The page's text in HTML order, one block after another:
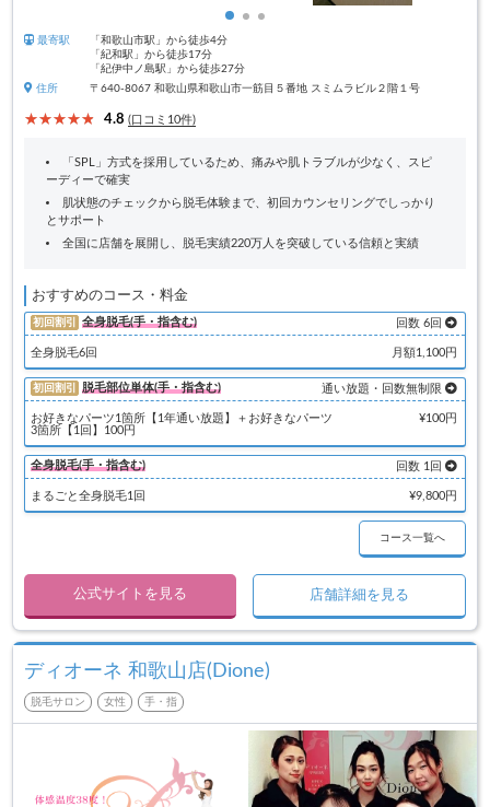
最寄駅
「和歌山市駅」から徒歩4分
「紀和駅」から徒歩17分
「紀伊中ノ島駅」から徒歩27分
住所
〒640-8067 和歌山県和歌山市一筋目５番地 スミムラビル２階１号
4.8 (口コミ10件)
「SPL」方式を採用しているため、痛みや肌トラブルが少なく、スピ
ーディーで確実
肌状態のチェックから脱毛体験まで、初回カウンセリングでしっかり
とサポート
全国に店舗を展開し、脱毛実績220万人を突破している信頼と実績
おすすめのコース・料金
初回割引 全身脱毛(手・指含む) 回数 6回
全身脱毛6回 月額1,100円
初回割引 脱毛部位単体(手・指含む) 通い放題・回数無制限
お好きなパーツ1箇所【1年通い放題】＋お好きなパーツ
3箇所【1回】100円
¥100円
全身脱毛(手・指含む) 回数 1回
まるごと全身脱毛1回 ¥9,800円
コース一覧へ
公式サイトを見る 店舗詳細を見る
ディオーネ 和歌山店(Dione)
脱毛サロン 女性 手・指